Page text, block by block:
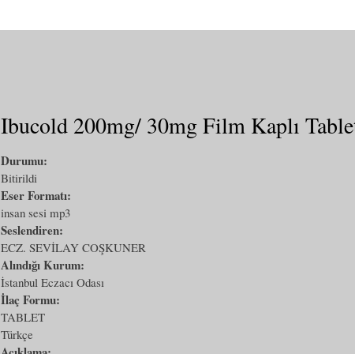
Ibucold 200mg/ 30mg Film Kaplı
Durumu:
Bitirildi
Eser Formatı:
insan sesi mp3
Seslendiren:
ECZ. SEVİLAY COŞKUNER
Alındığı Kurum:
İstanbul Eczacı Odası
İlaç Formu:
TABLET
Türkçe